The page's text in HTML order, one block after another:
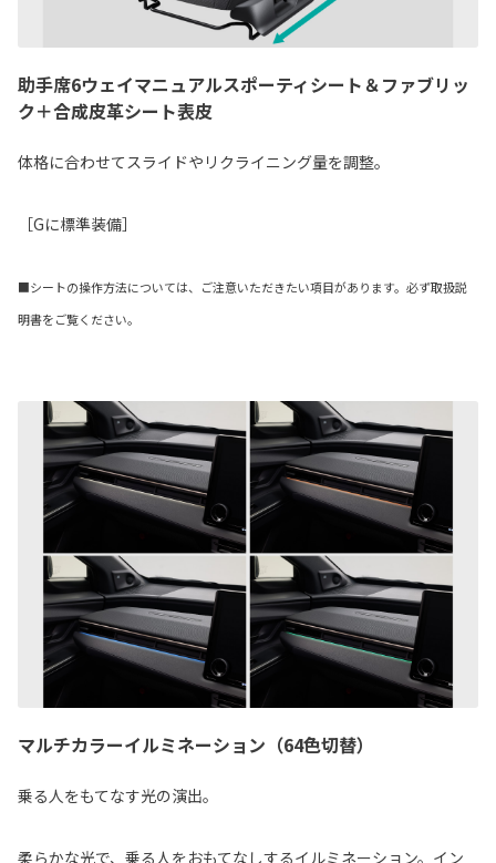
助手席6ウェイマニュアルスポーティシート＆ファブリッ
ク＋合成皮革シート表皮
体格に合わせてスライドやリクライニング量を調整。
［Gに標準装備］
■シートの操作方法については、ご注意いただきたい項目があります。必ず取扱説
明書をご覧ください。
マルチカラーイルミネーション（64色切替）
乗る人をもてなす光の演出。
柔らかな光で、乗る人をおもてなしするイルミネーション。イン